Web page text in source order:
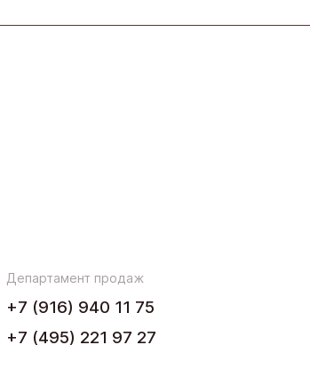
Департамент продаж
+7 (916) 940 11 75
+7 (495) 221 97 27